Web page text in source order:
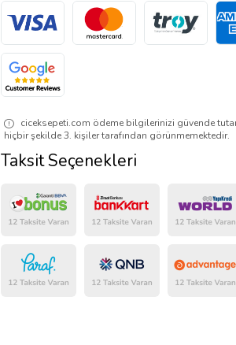
ciceksepeti.com ödeme bilgilerinizi güvende
hiçbir şekilde 3. kişiler tarafından görünmemektedir.
Taksit Seçenekleri